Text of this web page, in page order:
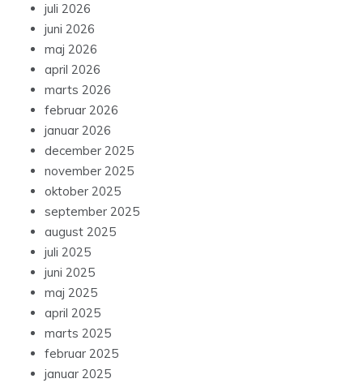
juli 2026
juni 2026
maj 2026
april 2026
marts 2026
februar 2026
januar 2026
december 2025
november 2025
oktober 2025
september 2025
august 2025
juli 2025
juni 2025
maj 2025
april 2025
marts 2025
februar 2025
januar 2025